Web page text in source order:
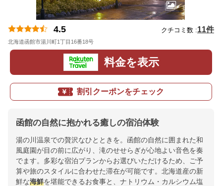
4.5 クチコミ数 :11件
北海道函館市湯川町1丁目16番18号
料金を表示
割引クーポンをチェック
函館の自然に抱かれる癒しの宿泊体験
湯の川温泉での贅沢なひとときを。函館の自然に囲まれた和
風庭園が目の前に広がり、滝のせせらぎが心地よい音色を奏
でます。多彩な宿泊プランからお選びいただけるため、ご予
算や旅のスタイルに合わせた滞在が可能です。北海道産の新
鮮な海鮮を堪能できるお食事と、ナトリウム・カルシウム塩